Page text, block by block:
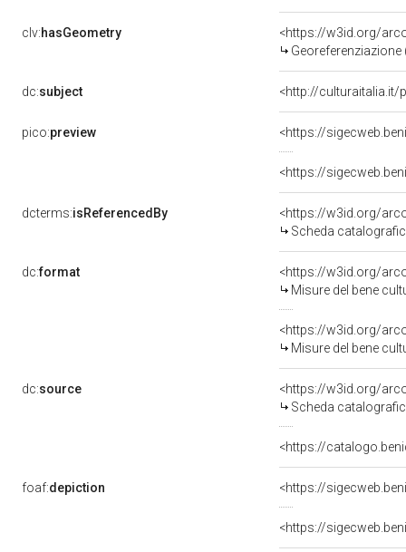
clv:hasGeometry
<https://w3id.org/
dc:subject <http://culturaitalia.it/
pico:preview <https://
<https://
dcterms:isReferencedBy
<https://w3id.org/
Scheda
dc:format
<https://w3id.org/
Misure del bene
<https://w3id.org/
Misure del bene
dc:source
<https://w3id.org/
Scheda
<https://
foaf:depiction <https://
<https://